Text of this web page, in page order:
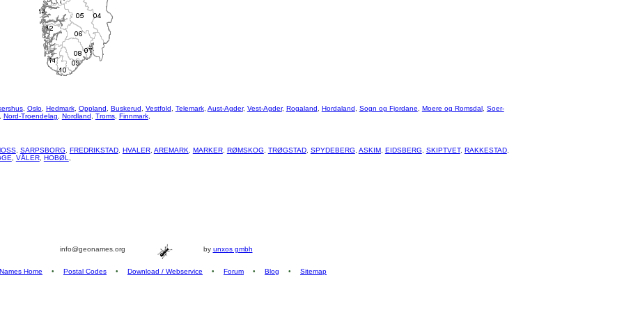
, Oslo, Hedmark, Oppland Buskerud Vestfold Telemark, Aust-Agder, Vest-Agder, Rogaland Hordaland Sogn og Fjordane Moere og Romsdal, Soer-
Nord-Troendelag Nordland Troms, Finnmark,
, SARPSBORG FREDRIKSTAD, HVALER, AREMARK MARKER, RØMSKOG TRØGSTAD, SPYDEBERG ASKIM, EIDSBERG SKIPTVET, RAKKESTAD,
VÅLER, HOBØL
info@geonames.org by unxos gmbh
Home • Postal Codes • Download / Webservice • Forum • Blog • Sitemap